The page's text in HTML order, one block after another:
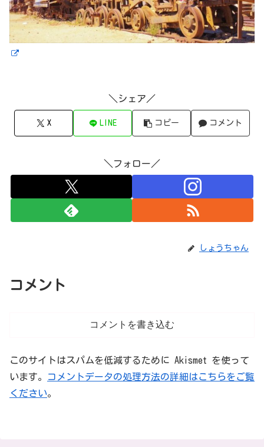
＼シェア／
X LINE コピー コメント
＼フォロー／
しょうちゃん
コメント
コメントを書き込む
このサイトはスパムを低減するために Akismet を使って
います。
コメントデータの処理方法の詳細はこちらをご覧
ください。